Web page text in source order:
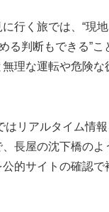
行く旅では、“現
る判断もできる”
理な運転や危険な
はリアルタイム情報
長屋の沈下橋のよ
的サイトの確認で